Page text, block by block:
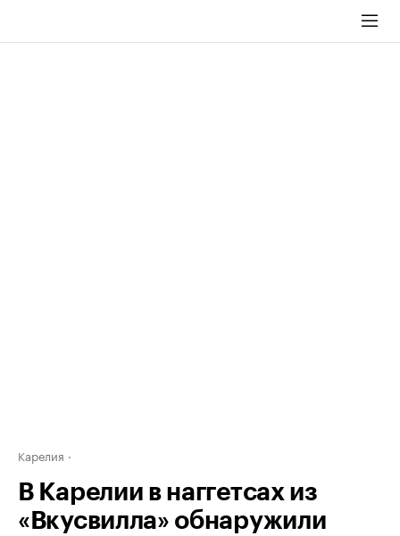
Карелия
В Карелии в наггетсах из
«Вкусвилла» обнаружили